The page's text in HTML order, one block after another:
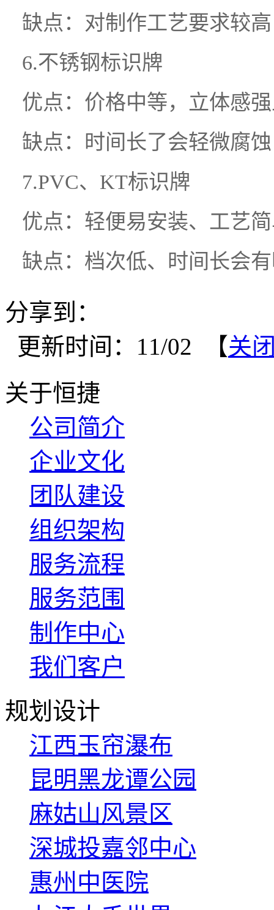
缺点：对制作工艺要求较
6.不锈钢标识牌
优点：价格中等，立体感
缺点：时间长了会轻微腐
7.PVC、KT标识牌
优点：轻便易安装、工艺
缺点：档次低、时间长会
分享到：
更新时间：11/02 【关
关于恒捷
公司简介
企业文化
团队建设
组织架构
服务流程
服务范围
制作中心
我们客户
规划设计
江西玉帘瀑布
昆明黑龙谭公园
麻姑山风景区
深城投嘉邻中心
惠州中医院